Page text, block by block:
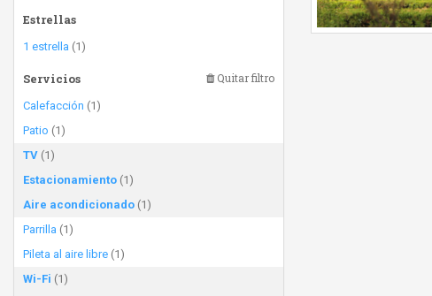
Estrellas
1 estrella (1)
Servicios Quitar filtro
Calefacción (1)
Patio (1)
TV (1)
Estacionamiento (1)
Aire acondicionado (1)
Parrilla (1)
Pileta al aire libre (1)
Wi-Fi (1)